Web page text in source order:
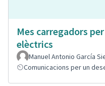
Mes carregadors
elèctrics
Manuel Antonio García
Comunicacions per un